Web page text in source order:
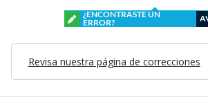
¿ENCONTRASTE UN
ERROR?
Revisa nuestra página de correcciones